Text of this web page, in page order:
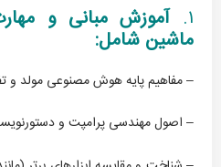
۱. آموزش مبانی و
ماشین شامل:
– مفاهیم پایه هوش مصنوعی مولد و
– اصول مهندسی پرامپت و